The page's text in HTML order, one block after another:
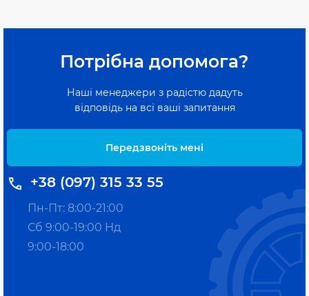
Потрібна допомога?
Наші менеджери з радістю дадуть
відповідь на всі ваші запитання
Передзвоніть мені
+38 (097) 315 33 55
Пн-Пт: 8:00-21:00
Сб 9:00-19:00 Нд
9:00-18:00